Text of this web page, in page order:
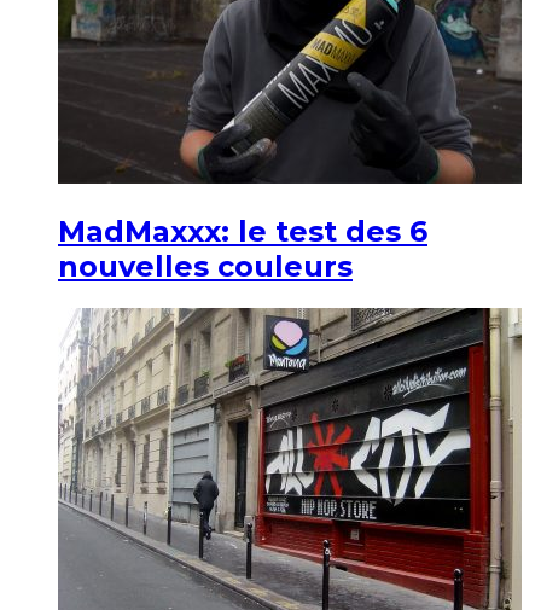
MadMaxxx: le test des 6
nouvelles couleurs